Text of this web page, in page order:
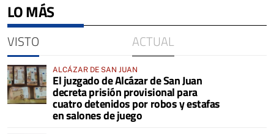
LO MÁS
VISTO ACTUAL
ALCÁZAR DE SAN JUAN
El juzgado de Alcázar de San Juan
decreta prisión provisional para
cuatro detenidos por robos y estafas
en salones de juego